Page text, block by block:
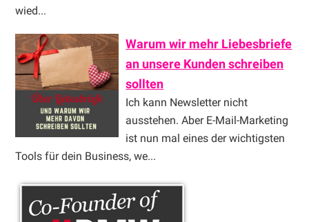
wied...
Warum wir mehr Liebesbriefe
an unsere Kunden schreiben
sollten
Ich kann Newsletter nicht
ausstehen. Aber E-Mail-Marketing
ist nun mal eines der wichtigsten
Tools für dein Business, we...